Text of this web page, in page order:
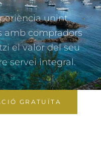
unint
amb compradors
el valor del seu
servei integral.
GRATUÏTA